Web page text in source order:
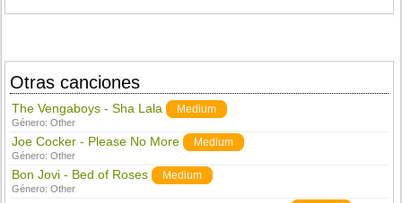
Otras canciones
The Vengaboys - Sha Lala Medium
Género:Other
Joe Cocker - Please No More Medium
Género:Other
Bon Jovi - Bed of Roses Medium
Género:Other